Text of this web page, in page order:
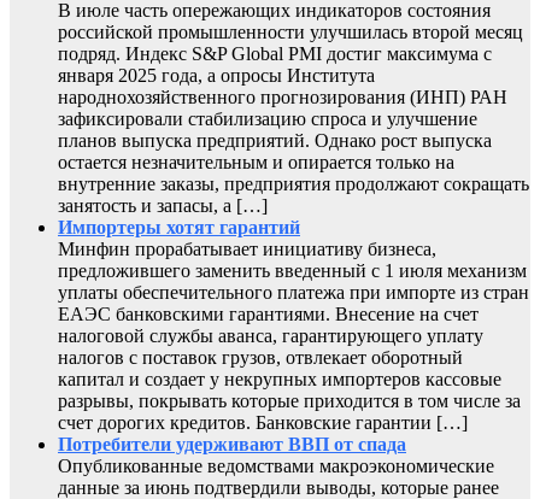
В июле часть опережающих индикаторов состояния
российской промышленности улучшилась второй месяц
подряд. Индекс S&P Global PMI достиг максимума с
января 2025 года, а опросы Института
народнохозяйственного прогнозирования (ИНП) РАН
зафиксировали стабилизацию спроса и улучшение
планов выпуска предприятий. Однако рост выпуска
остается незначительным и опирается только на
внутренние заказы, предприятия продолжают сокращать
занятость и запасы, а […]
Импортеры хотят гарантий
Минфин прорабатывает инициативу бизнеса,
предложившего заменить введенный с 1 июля механизм
уплаты обеспечительного платежа при импорте из стран
ЕАЭС банковскими гарантиями. Внесение на счет
налоговой службы аванса, гарантирующего уплату
налогов с поставок грузов, отвлекает оборотный
капитал и создает у некрупных импортеров кассовые
разрывы, покрывать которые приходится в том числе за
счет дорогих кредитов. Банковские гарантии […]
Потребители удерживают ВВП от спада
Опубликованные ведомствами макроэкономические
данные за июнь подтвердили выводы, которые ранее